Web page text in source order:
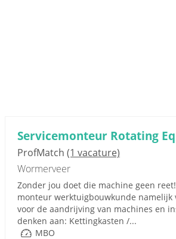
Servicemonteur Rotating
ProfMatch (1 vacature)
Wormerveer
Zonder jou doet die machine geen
monteur werktuigbouwkunde namelijk
voor de aandrijving van machines en
denken aan: Kettingkasten /...
MBO